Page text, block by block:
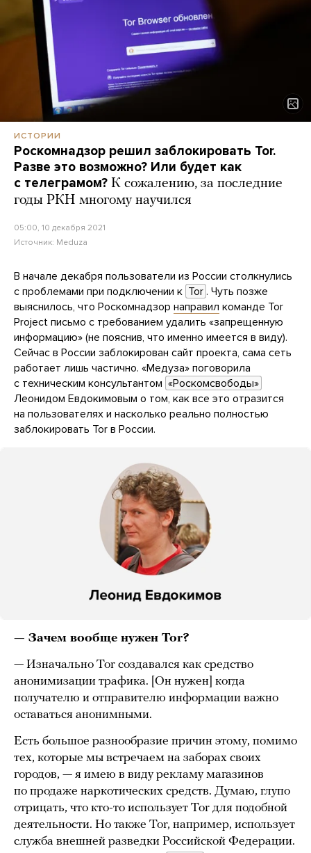
ИСТОРИИ
Роскомнадзор решил заблокировать Tor.
Разве это возможно? Или будет как
с телеграмом? К сожалению, за последние
годы РКН многому научился
05:00, 10 декабря 2021
Источник: Meduza
В начале декабря пользователи из России столкнулись
с проблемами при подключении к Tor . Чуть позже
выяснилось, что Роскомнадзор направил команде Tor
Project письмо с требованием удалить «запрещенную
информацию» (не пояснив, что именно имеется в виду).
Сейчас в России заблокирован сайт проекта, сама сеть
работает лишь частично. «Медуза» поговорила
с техническим консультантом «Роскомсвободы»
Леонидом Евдокимовым о том, как все это отразится
на пользователях и насколько реально полностью
заблокировать Tor в России.
— Зачем вообще нужен Tor?
— Изначально Tor создавался как средство
анонимизации трафика. [Он нужен] когда
получателю и отправителю информации важно
оставаться анонимными.
Есть большое разнообразие причин этому, помимо
тех, которые мы встречаем на заборах своих
городов, — я имею в виду рекламу магазинов
по продаже наркотических средств. Думаю, глупо
отрицать, что кто-то использует Tor для подобной
деятельности. Но также Tor, например, использует
служба внешней разведки Российской Федерации.